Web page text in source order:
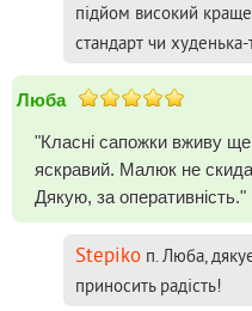
підйом високий
стандарт чи
Люба
"Класні сапожки вживу ще
яскравий. Малюк не
Дякую, за оперативність."
Stepiko п. Люба,
приносить радість!